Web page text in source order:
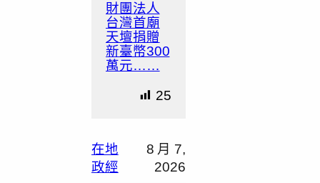
財團法人
台灣首廟
天壇捐贈
新臺幣300
萬元……
25
在地
政經
8 月 7,
2026